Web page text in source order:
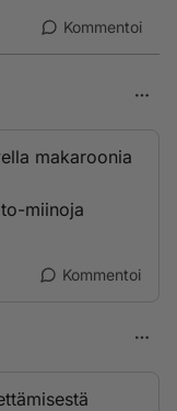
Kommentoi
makaroonia
miinoja
Kommentoi